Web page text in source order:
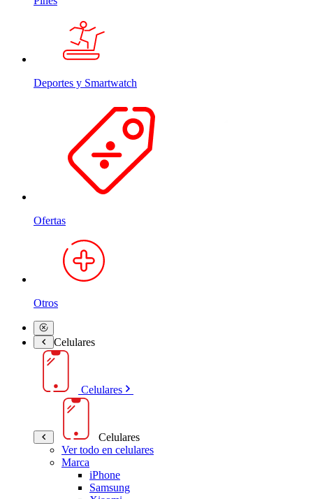
Deportes y Smartwatch
Ofertas
Otros
Celulares
Celulares
Celulares
Ver todo en celulares
Marca
iPhone
Samsung